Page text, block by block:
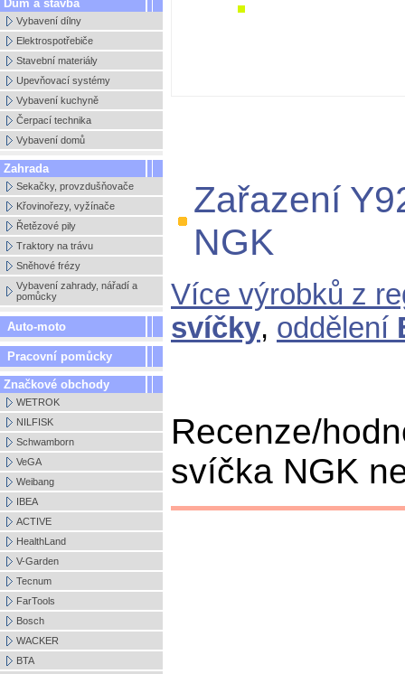
Dům a stavba
Vybavení dílny
Elektrospotřebiče
Stavební materiály
Upevňovací systémy
Vybavení kuchyně
Čerpací technika
Vybavení domů
Zahrada
Sekačky, provzdušňovače
Křovinořezy, vyžínače
Řetězové pily
Traktory na trávu
Sněhové frézy
Vybavení zahrady, nářadí a
pomůcky
Auto-moto
Pracovní pomůcky
Značkové obchody
WETROK
NILFISK
Schwamborn
VeGA
Weibang
IBEA
ACTIVE
HealthLand
V-Garden
Tecnum
FarTools
Bosch
WACKER
BTA
Zařazení
NGK
Více výrobků z
svíčky, oddělení
Recenze/
svíčka NGK